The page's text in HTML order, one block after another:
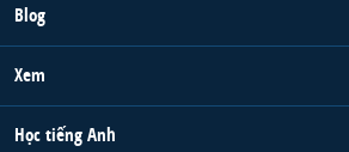
Blog
Xem
Học tiếng Anh